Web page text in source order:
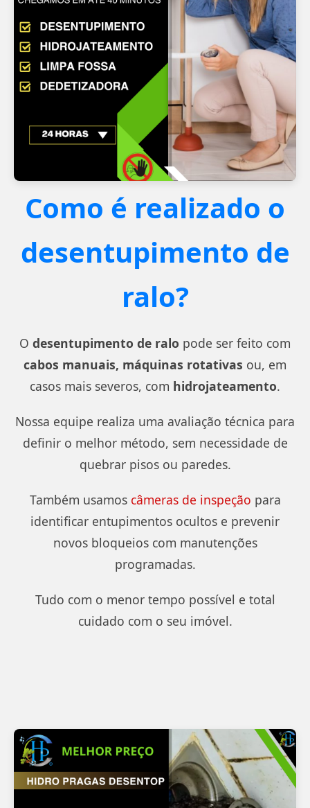
Como é realizado o
desentupimento de
ralo?
O desentupimento de ralo pode ser feito com
cabos manuais, máquinas rotativas ou, em
casos mais severos, com hidrojateamento.
Nossa equipe realiza uma avaliação técnica para
definir o melhor método, sem necessidade de
quebrar pisos ou paredes.
Também usamos câmeras de inspeção para
identificar entupimentos ocultos e prevenir
novos bloqueios com manutenções
programadas.
Tudo com o menor tempo possível e total
cuidado com o seu imóvel.